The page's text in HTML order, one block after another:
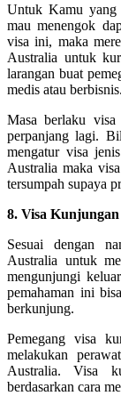
Untuk Kamu yang
mau menengok
visa ini, maka
Australia untuk
larangan buat
medis atau berbisnis.
Masa berlaku
perpanjang lagi.
mengatur visa
Australia maka
tersumpah supaya
8. Visa
Sesuai dengan
Australia untuk
mengunjungi
pemahaman ini
berkunjung.
Pemegang visa
melakukan
Australia. Visa
berdasarkan cara